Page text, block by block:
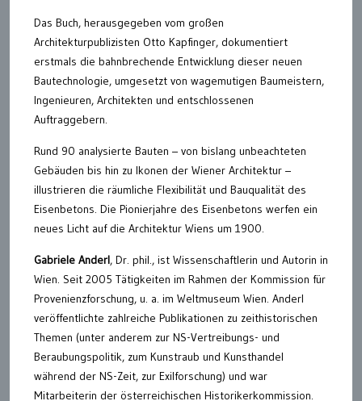
Das Buch, herausgegeben vom großen
Architekturpublizisten Otto Kapfinger, dokumentiert
erstmals die bahnbrechende Entwicklung dieser neuen
Bautechnologie, umgesetzt von wagemutigen Baumeistern,
Ingenieuren, Architekten und entschlossenen
Auftraggebern.
Rund 90 analysierte Bauten – von bislang unbeachteten
Gebäuden bis hin zu Ikonen der Wiener Architektur –
illustrieren die räumliche Flexibilität und Bauqualität des
Eisenbetons. Die Pionierjahre des Eisenbetons werfen ein
neues Licht auf die Architektur Wiens um 1900.
Gabriele Anderl, Dr. phil., ist Wissenschaftlerin und Autorin in
Wien. Seit 2005 Tätigkeiten im Rahmen der Kommission für
Provenienzforschung, u. a. im Weltmuseum Wien. Anderl
veröffentlichte zahlreiche Publikationen zu zeithistorischen
Themen (unter anderem zur NS-Vertreibungs- und
Beraubungspolitik, zum Kunstraub und Kunsthandel
während der NS-Zeit, zur Exilforschung) und war
Mitarbeiterin der österreichischen Historikerkommission.